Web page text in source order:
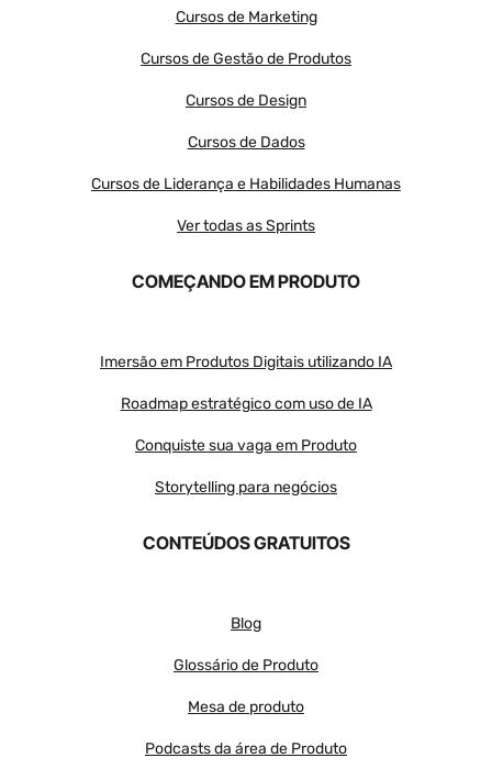
Cursos de Marketing
Cursos de Gestão de Produtos
Cursos de Design
Cursos de Dados
Cursos de Liderança e Habilidades Humanas
Ver todas as Sprints
COMEÇANDO EM PRODUTO
Imersão em Produtos Digitais utilizando IA
Roadmap estratégico com uso de IA
Conquiste sua vaga em Produto
Storytelling para negócios
CONTEÚDOS GRATUITOS
Blog
Glossário de Produto
Mesa de produto
Podcasts da área de Produto